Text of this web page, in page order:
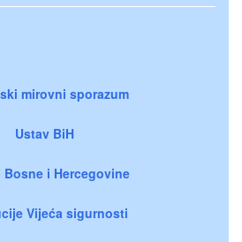
mirovni sporazum
Ustav BiH
Bosne i Hercegovine
Vijeća sigurnosti